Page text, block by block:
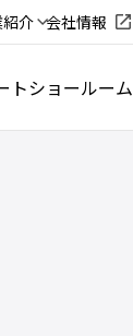
介 会社情報
トショールーム